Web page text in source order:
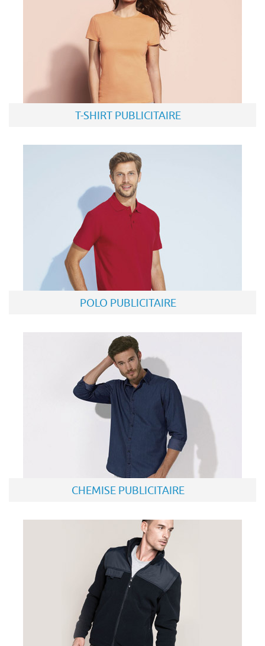
T-SHIRT PUBLICITAIRE
POLO PUBLICITAIRE
CHEMISE PUBLICITAIRE